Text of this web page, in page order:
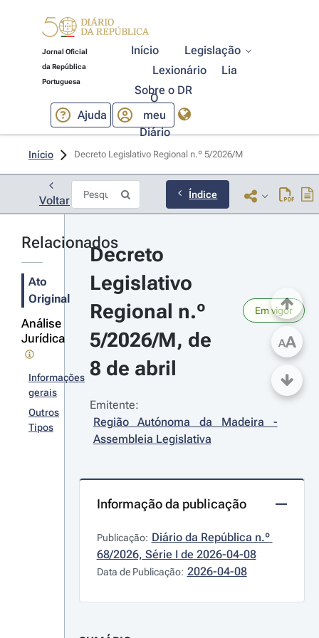
Jornal Oficial
da República
Portuguesa
Início
Legislação
Lexionário
Lia
Sobre o DR
Ajuda
O
meu
Diário
Início Decreto Legislativo Regional n.º 5/2026/M
Voltar Índice
Relacionados
Ato
Original
Análise
Jurídica
Informações
gerais
Outros
Tipos
Decreto
Legislativo
Regional n.º
5/2026/M, de
8 de abril
Em vigor
Emitente:
Região Autónoma da Madeira -
Assembleia Legislativa
Informação da publicação
Publicação: Diário da República n.º
68/2026, Série I de 2026-04-08
Data de Publicação: 2026-04-08
AA